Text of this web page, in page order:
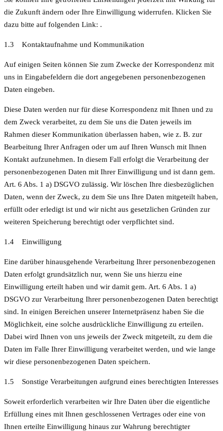
die Zukunft ändern oder Ihre Einwilligung widerrufen. Klicken Sie
dazu bitte auf folgenden Link: .
1.3 Kontaktaufnahme und Kommunikation
Auf einigen Seiten können Sie zum Zwecke der Korrespondenz mit
uns in Eingabefeldern die dort angegebenen personenbezogenen
Daten eingeben.
Diese Daten werden nur für diese Korrespondenz mit Ihnen und zu
dem Zweck verarbeitet, zu dem Sie uns die Daten jeweils im
Rahmen dieser Kommunikation überlassen haben, wie z. B. zur
Bearbeitung Ihrer Anfragen oder um auf Ihren Wunsch mit Ihnen
Kontakt aufzunehmen. In diesem Fall erfolgt die Verarbeitung der
personenbezogenen Daten mit Ihrer Einwilligung und ist dann gem.
Art. 6 Abs. 1 a) DSGVO zulässig. Wir löschen Ihre diesbezüglichen
Daten, wenn der Zweck, zu dem Sie uns Ihre Daten mitgeteilt haben,
erfüllt oder erledigt ist und wir nicht aus gesetzlichen Gründen zur
weiteren Speicherung berechtigt oder verpflichtet sind.
1.4 Einwilligung
Eine darüber hinausgehende Verarbeitung Ihrer personenbezogenen
Daten erfolgt grundsätzlich nur, wenn Sie uns hierzu eine
Einwilligung erteilt haben und wir damit gem. Art. 6 Abs. 1 a)
DSGVO zur Verarbeitung Ihrer personenbezogenen Daten berechtigt
sind. In einigen Bereichen unserer Internetpräsenz haben Sie die
Möglichkeit, eine solche ausdrückliche Einwilligung zu erteilen.
Dabei wird Ihnen von uns jeweils der Zweck mitgeteilt, zu dem die
Daten im Falle Ihrer Einwilligung verarbeitet werden, und wie lange
wir diese personenbezogenen Daten speichern.
1.5 Sonstige Verarbeitungen aufgrund eines berechtigten Interesses
Soweit erforderlich verarbeiten wir Ihre Daten über die eigentliche
Erfüllung eines mit Ihnen geschlossenen Vertrages oder eine von
Ihnen erteilte Einwilligung hinaus zur Wahrung berechtigter